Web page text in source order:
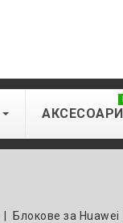
АКСЕСОАРИ
Блокове за Huawei